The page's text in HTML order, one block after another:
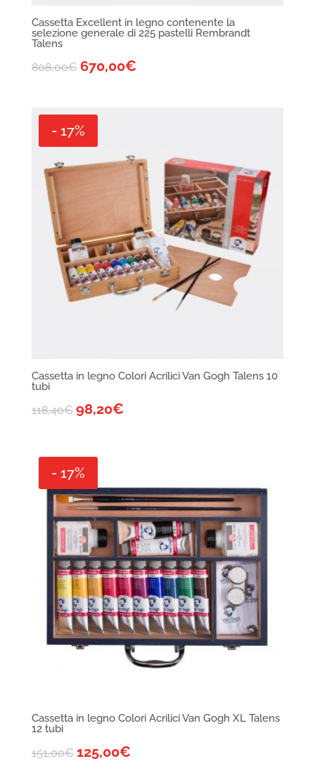
Cassetta Excellent in legno contenente la
selezione generale di 225 pastelli Rembrandt
Talens
808,00€ 670,00€
- 17%
Cassetta in legno Colori Acrilici Van Gogh Talens 10
tubi
118,40€ 98,20€
- 17%
Cassetta in legno Colori Acrilici Van Gogh XL Talens
12 tubi
151,00€ 125,00€